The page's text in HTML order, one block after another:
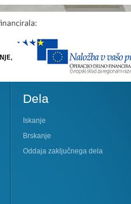
Dela
Iskanje
Brskanje
Oddaja zaključnega dela